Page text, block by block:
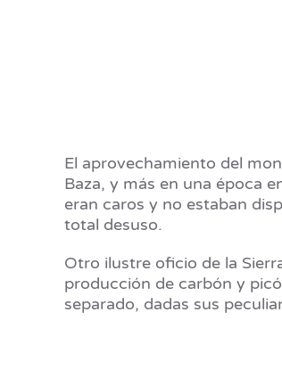
El aprovechamiento del
Baza, y más en una época
eran caros y no estaban
total desuso.
Otro ilustre oficio de la
producción de carbón y
separado, dadas sus